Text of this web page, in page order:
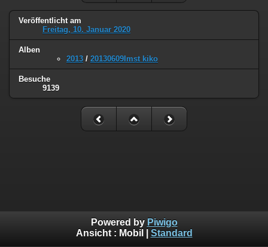
Veröffentlicht am
Freitag, 10. Januar 2020
Alben
2013 / 20130609Imst kiko
Besuche
9139
Powered by Piwigo
Ansicht : Mobil Standard